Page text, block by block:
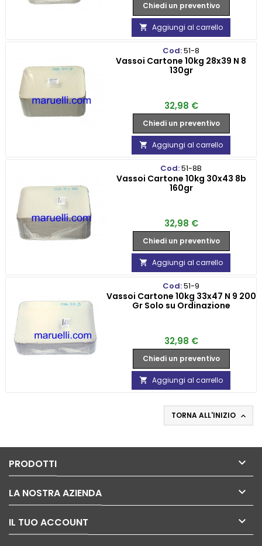
Chiedi un preventivo
 Aggiungi al carrello
Cod:51-8
Vassoi Cartone 10kg 28x39 N 8
130gr
Prezzo
32,98 €
Chiedi un preventivo
 Aggiungi al carrello
Cod:51-8B
Vassoi Cartone 10kg 30x43 8b
160gr
Prezzo
32,98 €
Chiedi un preventivo
 Aggiungi al carrello
Cod:51-9
Vassoi Cartone 10kg 33x47 N 9 200
Gr Solo su Ordinazione
Prezzo
32,98 €
Chiedi un preventivo
 Aggiungi al carrello
TORNA ALL'INIZIO 
PRODOTTI 
LA NOSTRA AZIENDA 
IL TUO ACCOUNT 